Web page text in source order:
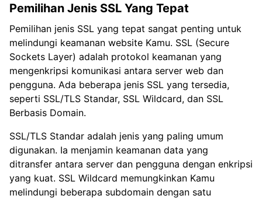
Pemilihan Jenis SSL Yang Tepat
Pemilihan jenis SSL yang tepat sangat penting untuk
melindungi keamanan website Kamu. SSL (Secure
Sockets Layer) adalah protokol keamanan yang
mengenkripsi komunikasi antara server web dan
pengguna. Ada beberapa jenis SSL yang tersedia,
seperti SSL/TLS Standar, SSL Wildcard, dan SSL
Berbasis Domain.
SSL/TLS Standar adalah jenis yang paling umum
digunakan. Ia menjamin keamanan data yang
ditransfer antara server dan pengguna dengan enkripsi
yang kuat. SSL Wildcard memungkinkan Kamu
melindungi beberapa subdomain dengan satu